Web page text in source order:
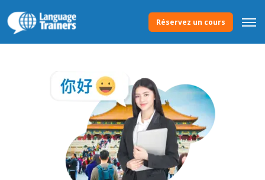
Réservez un cours